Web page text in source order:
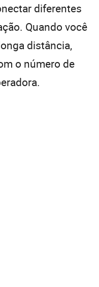
diferentes
Quando você
distância,
o número de